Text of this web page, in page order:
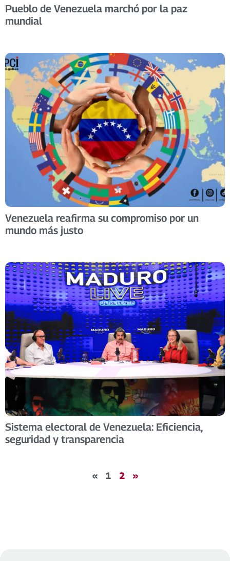
Pueblo de Venezuela marchó por la paz
mundial
Venezuela reafirma su compromiso por un
mundo más justo
Sistema electoral de Venezuela: Eficiencia,
seguridad y transparencia
« 1 2 »